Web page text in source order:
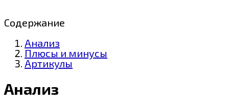
Содержание
Анализ
Плюсы и минусы
Артикулы
Анализ